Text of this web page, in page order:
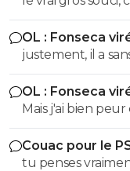
teubé.^^
savoir si il se
des biquettes… et
les matchs
Club…
OL : Fonseca
justement, il a
forme et pas
OL : Fonseca
Mais j'ai bien
match, si on
Couac pour le
tu penses